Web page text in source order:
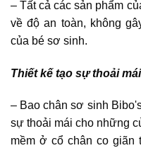
– Tất cả các sản phẩm
về độ an toàn, không
của bé sơ sinh.
Thiết kế tạo sự thoải mái
– Bao chân sơ sinh
sự thoải mái cho những
mềm ở cổ chân co giãn